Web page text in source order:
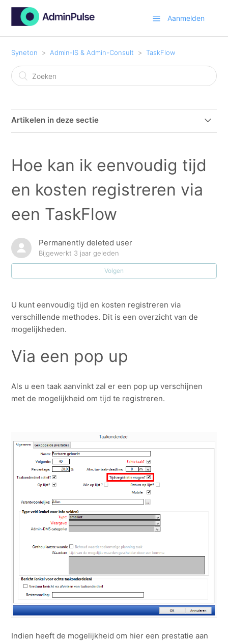
Aanmelden
Syneton Admin-IS & Admin-Consult TaskFlow
Artikelen in deze sectie
TaskFlow inleiding
TaskFlow taken koppelen aan klanten of projecten
E-ID: hoe kan ik nagaan aan welke klanten deze taak
configuratie: taakdefinities
Taken automatisch afvinken en automatisch inlezen
van de ontvangstbewijzen
taskflow?
Welke velden kan ik toevoegen aan mijn TaskFlow
taken?
Zie meer
Hoe kan ik eenvoudig tijd
en kosten registreren via
een TaskFlow
Permanently deleted user
Bijgewerkt 3 jaar geleden
Volgen
U kunt eenvoudig tijd en kosten registreren via
verschillende methodes. Dit is een overzicht van de
mogelijkheden.
Via een pop up
Als u een taak aanvinkt zal er een pop up verschijnen
met de mogelijkheid om tijd te registreren.
Indien heeft de mogelijkheid om hier een prestatie aan